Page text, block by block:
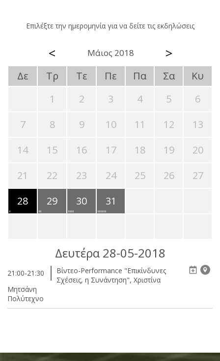
Επιλέξτε την ημερομηνία για να δείτε τις εκδηλώσεις
< Μάιος 2018 >
Δε Τρ Τε Πε Πα Σα
Κυ
1
2 3 4 5
6
7
8 9 10 11 12
13
14
15 16 17 18 19
20
21
22 23 24 25 26
27
28
29 30 31
Δευτέρα 28-05-2018
21:00-21:30
Βίντεο-Performance "Επικίνδυνες
Σχέσεις, η Συνάντηση", Χριστίνα
Μητσάνη
Πολύτεχνο